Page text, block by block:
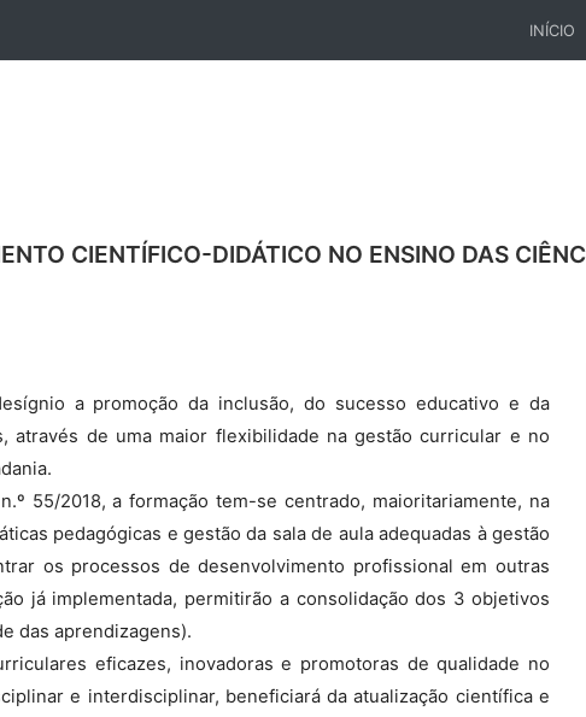
INÍCIO
CIENTÍFICO-DIDÁTICO NO ENSINO DAS
a promoção da inclusão, do sucesso educativo e da
através de uma maior flexibilidade na gestão curricular e no
55/2018, a formação tem-se centrado, maioritariamente, na
pedagógicas e gestão da sala de aula adequadas à gestão
os processos de desenvolvimento profissional em outras
já implementada, permitirão a consolidação dos 3 objetivos
das aprendizagens).
eficazes, inovadoras e promotoras de qualidade no
e interdisciplinar, beneficiará da atualização científica e